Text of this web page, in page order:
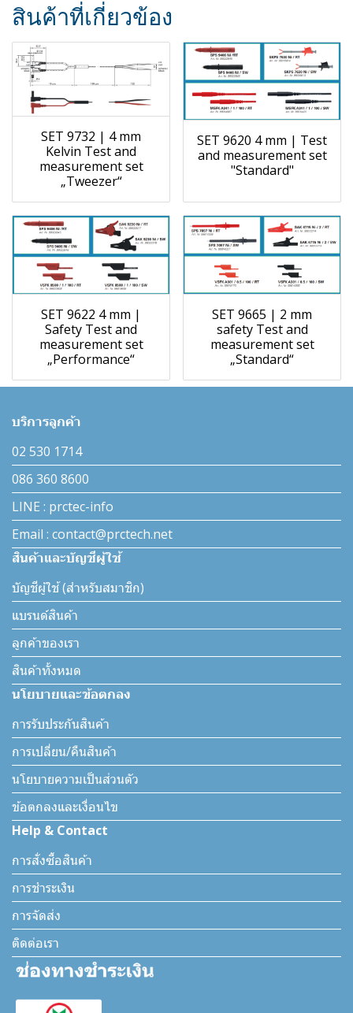
สินค้าที่เกี่ยวข้อง
SET 9732 | 4 mm
Kelvin Test and
measurement set
„Tweezer“
SET 9620 4 mm | Test
and measurement set
"Standard"
SET 9622 4 mm |
Safety Test and
measurement set
„Performance“
SET 9665 | 2 mm
safety Test and
measurement set
„Standard“
บริการลูกค้า
02 530 1714
086 360 8600
LINE : prctec-info
Email : contact@prctech.net
สินค้าและบัญชีผู้ใช้
บัญชีผู้ใช้ (สำหรับสมาชิก)
แบรนด์สินค้า
ลูกค้าของเรา
สินค้าทั้งหมด
นโยบายและข้อตกลง
การรับประกันสินค้า
การเปลี่ยน/คืนสินค้า
นโยบายความเป็นส่วนตัว
ข้อตกลงและเงื่อนไข
Help & Contact
การสั่งซื้อสินค้า
การชำระเงิน
การจัดส่ง
ติดต่อเรา